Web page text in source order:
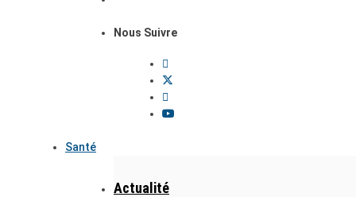
Nous Suivre
Santé
Actualité